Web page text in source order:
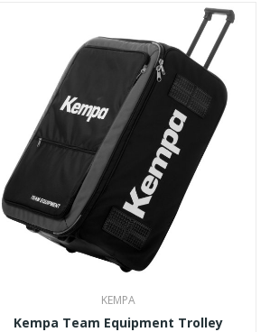
KEMPA
Kempa Team Equipment Trolley